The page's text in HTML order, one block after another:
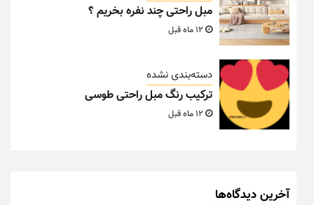
مبل راحتی چند نفره بخریم ؟
دسته‌بندی نشده
ترکیب رنگ مبل راحتی طوسی
آخرین دیدگاه‌ها